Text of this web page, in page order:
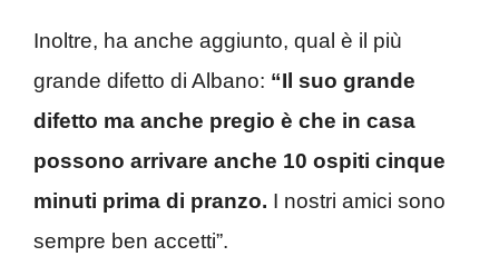
Inoltre, ha anche aggiunto, qual è il più
grande difetto di Albano: “Il suo grande
difetto ma anche pregio è che in casa
possono arrivare anche 10 ospiti cinque
minuti prima di pranzo. I nostri amici sono
sempre ben accetti”.